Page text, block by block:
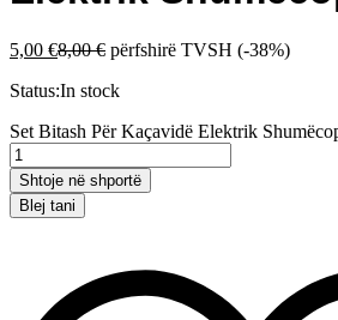
5,00 €8,00€ përfshirë TVSH (-38%)
Status:In stock
Set Bitash Për Kaçavidë Elektrik
Shtoje në shportë
Blej tani